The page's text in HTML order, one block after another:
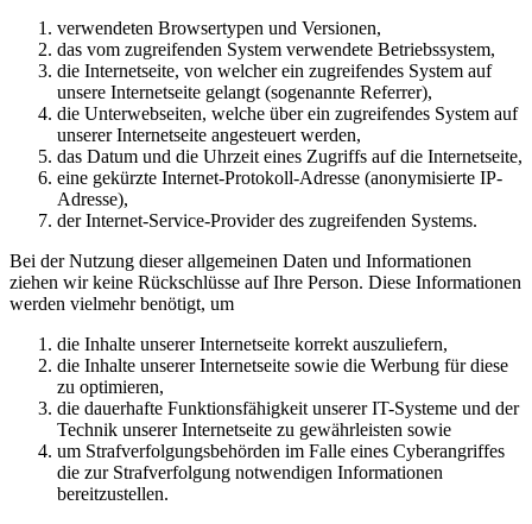
verwendeten Browsertypen und Versionen,
das vom zugreifenden System verwendete Betriebssystem,
die Internetseite, von welcher ein zugreifendes System auf
unsere Internetseite gelangt (sogenannte Referrer),
die Unterwebseiten, welche über ein zugreifendes System auf
unserer Internetseite angesteuert werden,
das Datum und die Uhrzeit eines Zugriffs auf die Internetseite,
eine gekürzte Internet-Protokoll-Adresse (anonymisierte IP-
Adresse),
der Internet-Service-Provider des zugreifenden Systems.
Bei der Nutzung dieser allgemeinen Daten und Informationen
ziehen wir keine Rückschlüsse auf Ihre Person. Diese Informationen
werden vielmehr benötigt, um
die Inhalte unserer Internetseite korrekt auszuliefern,
die Inhalte unserer Internetseite sowie die Werbung für diese
zu optimieren,
die dauerhafte Funktionsfähigkeit unserer IT-Systeme und der
Technik unserer Internetseite zu gewährleisten sowie
um Strafverfolgungsbehörden im Falle eines Cyberangriffes
die zur Strafverfolgung notwendigen Informationen
bereitzustellen.